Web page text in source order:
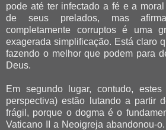
pode até ter infectado a fé e a
de seus prelados, mas
completamente corruptos é uma
exagerada simplificação. Está claro
fazendo o melhor que podem para
Deus.
Em segundo lugar, contudo,
perspectiva) estão lutando a partir
frágil, porque o dogma é o
Vaticano II a Neoigreja abandonou-